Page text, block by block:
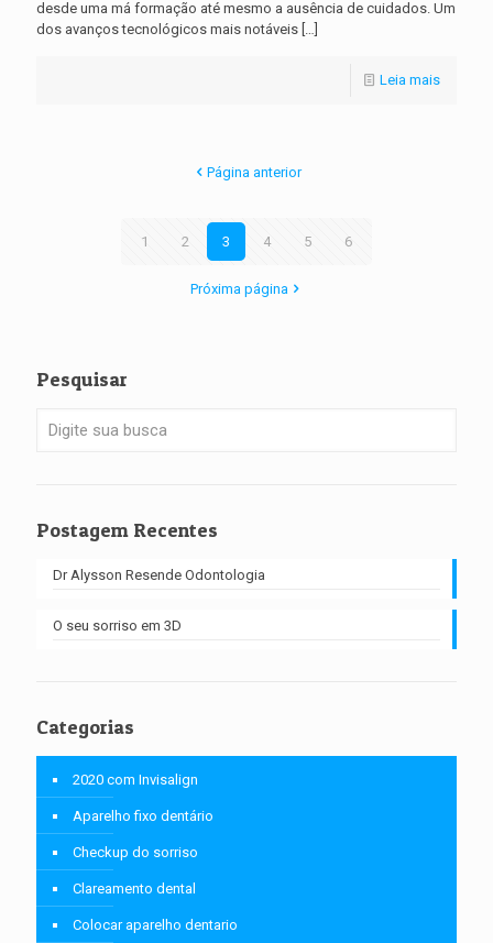
desde uma má formação até mesmo a ausência de cuidados. Um
dos avanços tecnológicos mais notáveis […]
Leia mais
Página anterior
1 2 3 4 5 6
Próxima página
Pesquisar
Postagem Recentes
Dr Alysson Resende Odontologia
O seu sorriso em 3D
Categorias
2020 com Invisalign
Aparelho fixo dentário
Checkup do sorriso
Clareamento dental
Colocar aparelho dentario